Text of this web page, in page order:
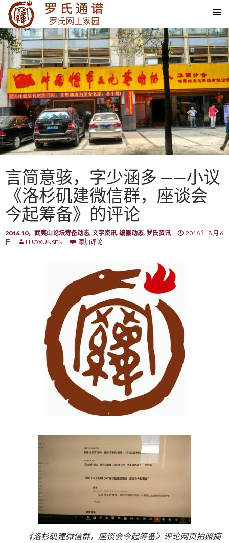
SKIP TO CONTENT
言简意骇，字少涵多 ——小议
《洛杉矶建微信群，座谈会
今起筹备》的评论
2016.10，武夷山论坛筹备动态, 文字资讯, 编纂动态, 罗氏资讯
2016 年 8 月 6
日
LUOXUNSEN 添加评论
《洛杉矶建微信群，座谈会今起筹备》评论网页拍照摘